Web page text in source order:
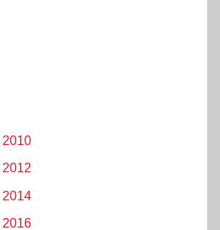
2010
2012
2014
2016